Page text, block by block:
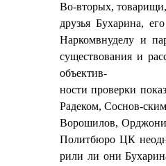
Во-вторых,
друзья Бу­харина,
Наркомвнуделу и
существования и
объектив-
ности проверки
Радеком, Соснов-
Ворошилов,
Политбюро ЦК
рили ли они